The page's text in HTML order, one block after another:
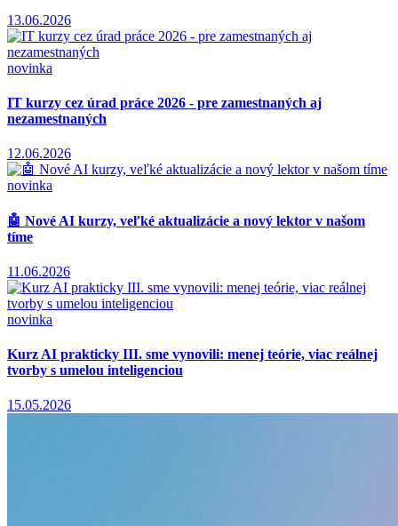
13.06.2026
novinka
IT kurzy cez úrad práce 2026 - pre zamestnaných aj
nezamestnaných
12.06.2026
novinka
Nové AI kurzy, veľké aktualizácie a nový lektor v našom
tíme
11.06.2026
novinka
Kurz AI prakticky III. sme vynovili: menej teórie, viac reálnej
tvorby s umelou inteligenciou
15.05.2026